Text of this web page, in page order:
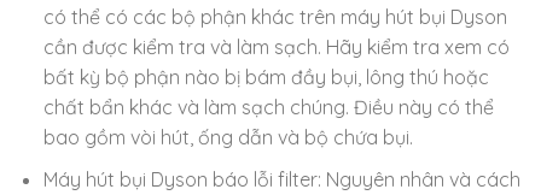
có thể có các bộ phận khác trên máy hút bụi Dyson
cần được kiểm tra và làm sạch. Hãy kiểm tra xem có
bất kỳ bộ phận nào bị bám đầy bụi, lông thú hoặc
chất bẩn khác và làm sạch chúng. Điều này có thể
bao gồm vòi hút, ống dẫn và bộ chứa bụi.
Máy hút bụi Dyson báo lỗi filter: Nguyên nhân và cách